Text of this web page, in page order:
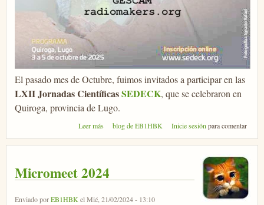
El pasado mes de Octubre, fuimos invitados a participar en las
LXII Jornadas CientíficasSEDECK, que se celebraron en
Quiroga, provincia de Lugo.
Leer más sobre XLII Jornadas Científicas SEDECK
blog de EB1HBK Inicie sesión para comentar
Micromeet 2024
Enviado porEB1HBK el Mié, 21/02/2024 - 13:10